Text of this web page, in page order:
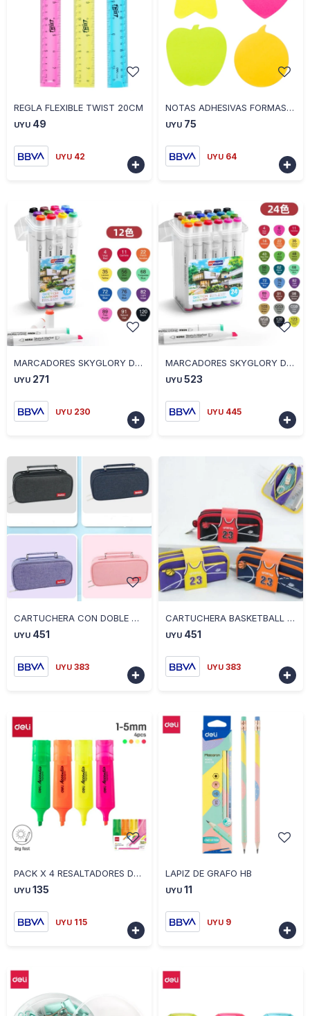
REGLA FLEXIBLE TWIST 20CM
UYU 49
UYU 42

NOTAS ADHESIVAS FORMAS SURTIDAS 76X76
UYU 75
UYU 64

MARCADORES SKYGLORY DOBLE PUNTA 12 UNIDADES
UYU 271
UYU 230

MARCADORES SKYGLORY DOBLE PUNTA 24 UNIDADES
UYU 523
UYU 445

CARTUCHERA CON DOBLE CIERRE COLORES SURTIDOS
UYU 451
UYU 383

CARTUCHERA BASKETBALL CON CIERRE VARIOS COLORES
UYU 451
UYU 383
- +

PACK X 4 RESALTADORES DELI ACCENT
UYU 135
UYU 115

LAPIZ DE GRAFO HB
UYU 11
UYU 9
